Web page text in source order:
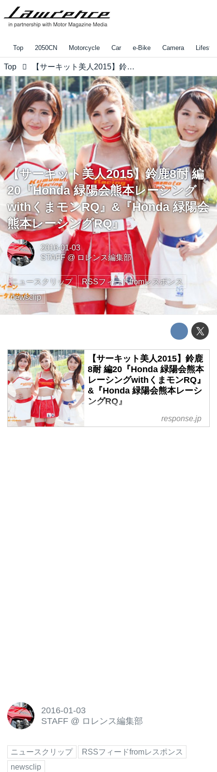
Top 2050CN Motorcycle Car e-Bike Camera
Top 【サーキット美人2015】鈴鹿8耐 編20『Honda 緑陽会熊本レーシングwithくまモンRQ』&『Honda 緑陽会熊本レーシングRQ』
【サーキット美人2015】鈴鹿8耐 編
20『Honda 緑陽会熊本レーシング
withくまモンRQ』&『Honda 緑陽会
熊本レーシングRQ』
2016-01-03
STAFF@ ロレンス編集部
ニュースクリップ
RSSフィードfromレスポンス
newsclip
【サーキット美人2015】鈴鹿
8耐 編20『Honda 緑陽会熊本
レーシングwithくまモンRQ』
&『Honda 緑陽会熊本レーシ
ングRQ』
response.jp
2016-01-03
STAFF @ ロレンス編集部
ニュースクリップ
RSSフィードfromレスポンス
newsclip